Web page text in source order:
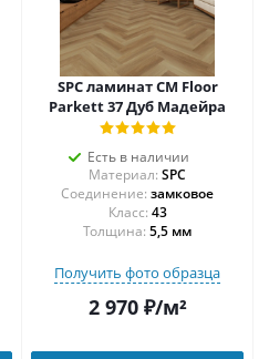
SPC ламинат CM Floor
Parkett 37 Дуб Мадейра
Есть в наличии
Материал: SPC
Соединение: замковое
43
Толщина: 5,5 мм
Получить фото образца
2 970₽/м²